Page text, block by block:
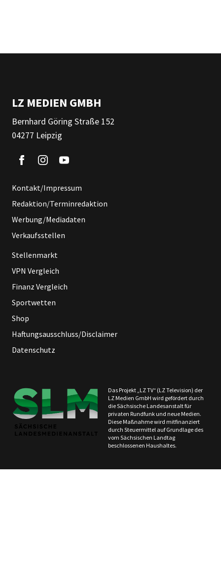
LZ MEDIEN GMBH
Bernhard Göring Straße 152
04277 Leipzig
Kontakt/Impressum
Redaktion/Terminredaktion
Werbung/Mediadaten
Verkaufsstellen
Stellenmarkt
VPN Vergleich
Finanz Vergleich
Sportwetten
Shop
Haftungsausschluss/Disclaimer
Datenschutz
Das Projekt „LZ TV“ (LZ Television) der
LZ Medien GmbH wird gefördert durch
die Sächsische Landesanstalt für
privaten Rundfunk und neue Medien.
Diese Maßnahme wird mitfinanziert
durch Steuermittel auf Grundlage des
vom Sächsischen Landtag
beschlossenen Haushaltes.